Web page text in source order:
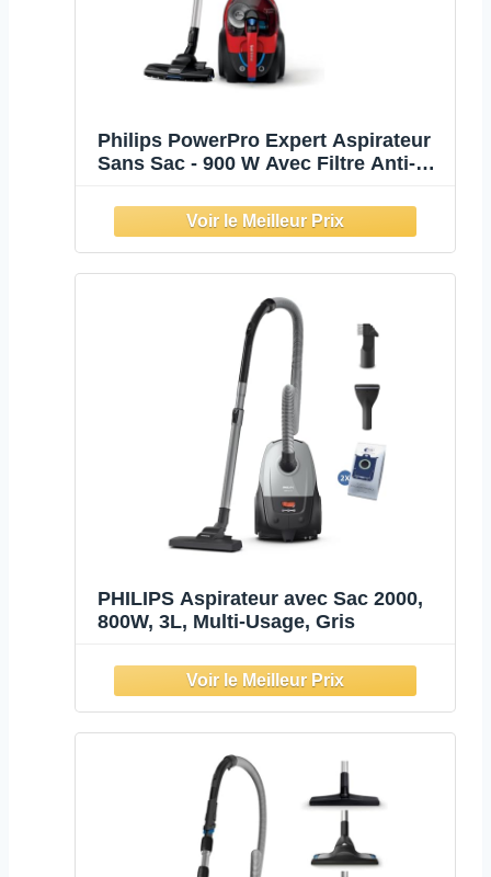
Philips PowerPro Expert Aspirateur
Sans Sac - 900 W Avec Filtre Anti-
(FC9729/09)
PHILIPS Aspirateur avec Sac 2000,
800W, 3L, Multi-Usage, Gris